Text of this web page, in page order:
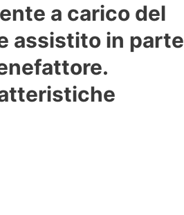
a carico del
assistito in parte